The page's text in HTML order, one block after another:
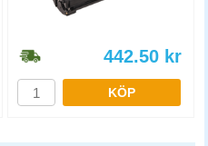
442.50 kr
KÖP